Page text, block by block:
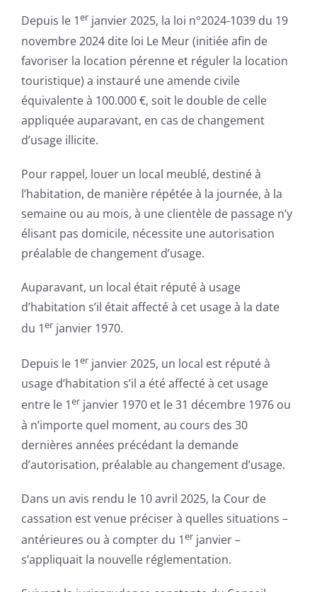
Depuis le 1erjanvier 2025, la loi n°2024-1039 du 19
novembre 2024 dite loi Le Meur (initiée afin de
favoriser la location pérenne et réguler la location
touristique) a instauré une amende civile
équivalente à 100.000 €, soit le double de celle
appliquée auparavant, en cas de changement
d’usage illicite.
Pour rappel, louer un local meublé, destiné à
l’habitation, de manière répétée à la journée, à la
semaine ou au mois, à une clientèle de passage n’y
élisant pas domicile, nécessite une autorisation
préalable de changement d’usage.
Auparavant, un local était réputé à usage
d’habitation s’il était affecté à cet usage à la date
du 1erjanvier 1970.
Depuis le 1erjanvier 2025, un local est réputé à
usage d’habitation s’il a été affecté à cet usage
entre le 1erjanvier 1970 et le 31 décembre 1976 ou
à n’importe quel moment, au cours des 30
dernières années précédant la demande
d’autorisation, préalable au changement d’usage.
Dans un avis rendu le 10 avril 2025, la Cour de
cassation est venue préciser à quelles situations –
antérieures ou à compter du 1erjanvier –
s’appliquait la nouvelle réglementation.